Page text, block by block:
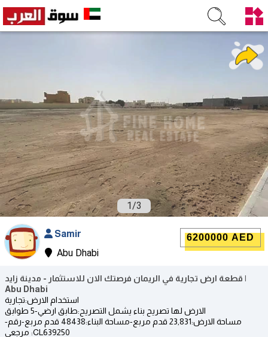
1/3
Samir
Abu Dhabi
6200000 AED
قطعة ارض تجارية في الريمان فرصتك الان للاستثمار - مدينة زايد |
Abu Dhabi
استخدام الارض:تجارية
الارض لها تصريح بناء يشمل التصريح:طابق ارضي-5 طوابق
-مساحة الارض:23,831 قدم مربع-مساحة البناء:48438 قدم مربع-رقم
مرجعي :CL639250